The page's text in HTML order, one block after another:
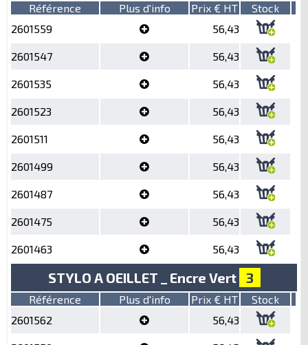
Référence Plus d'info Prix € HT
Stock
2601559
56,43
2601547 56,43
2601535 56,43
2601523 56,43
2601511 56,43
2601499 56,43
2601487 56,43
2601475 56,43
2601463 56,43
STYLO A OEILLET _ Encre Vert 3
Référence Plus d'info Prix € HT
Stock
2601562
56,43